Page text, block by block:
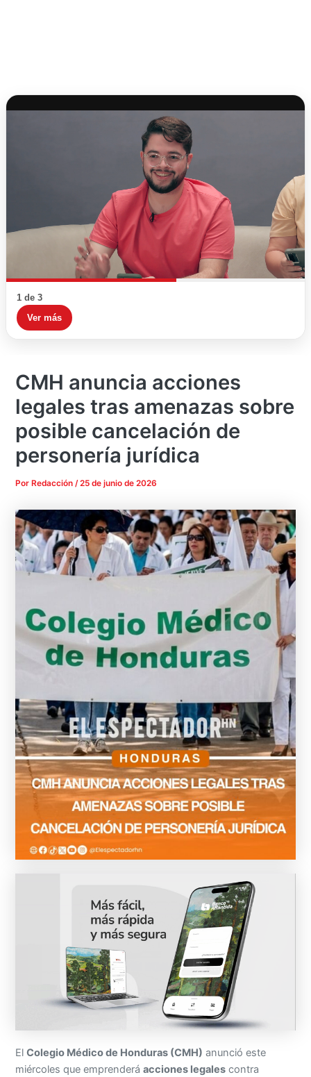
1 de 3
Ver más
CMH anuncia acciones
legales tras amenazas sobre
posible cancelación de
personería jurídica
Por Redacción/25 de junio de 2026
ElColegio Médico de Honduras (CMH) anunció este
miércoles que emprenderáacciones legales contra